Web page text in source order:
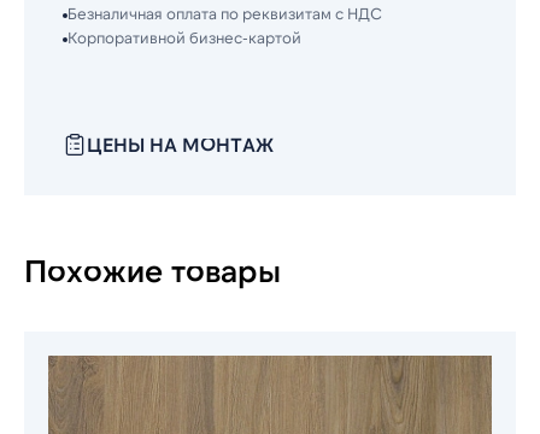
Безналичная оплата по реквизитам с НДС
Корпоративной бизнес-картой
ЦЕНЫ НА МОНТАЖ
Похожие товары